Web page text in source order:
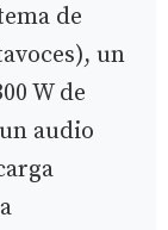
de
un
W de
audio